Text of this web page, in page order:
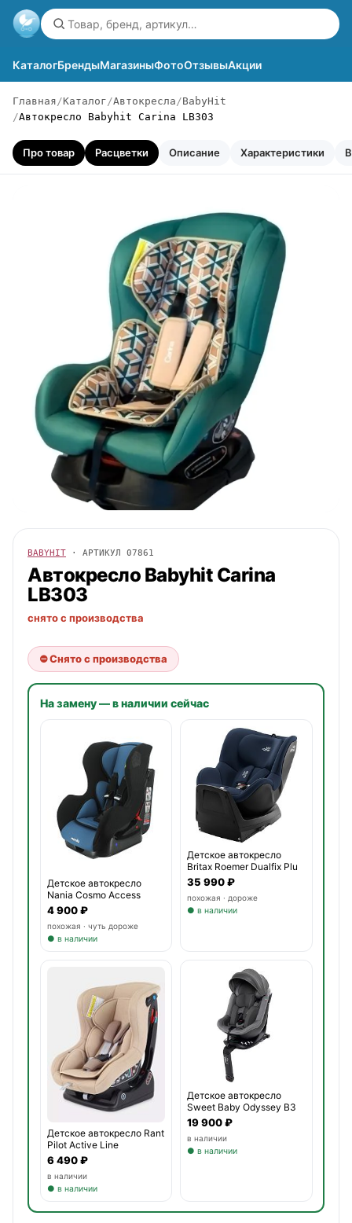
КаталогБрендыМагазиныФотоОтзывыАкции
Главная Каталог Автокресла
BabyHit
Автокресло Babyhit Carina LB303
Про товар Расцветки Описание Характеристики
BABYHIT · АРТИКУЛ 07861
Автокресло Babyhit Carina
LB303
снято с производства
⛔ Снято с производства
На замену — в наличии сейчас
Детское автокресло
Nania Cosmo Access
4 900 ₽
похожая · чуть дороже
● в наличии
Детское автокресло
Britax Roemer Dualfix Plu
35 990 ₽
похожая · дороже
● в наличии
Детское автокресло Rant
Pilot Active Line
6 490 ₽
в наличии
● в наличии
Детское автокресло
Sweet Baby Odyssey B3
i-S
19 900 ₽
в наличии
● в наличии